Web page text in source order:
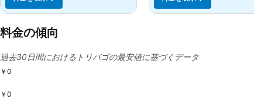
料金の傾向
過去30日間におけるトリバゴの最安値に基づくデータ
￥0
￥0